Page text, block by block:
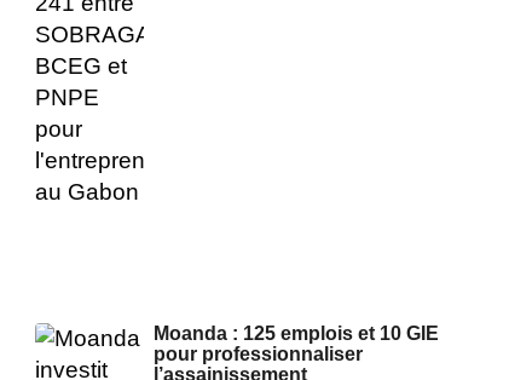
Moanda : 125 emplois et 10 GIE
pour professionnaliser
l’assainissement